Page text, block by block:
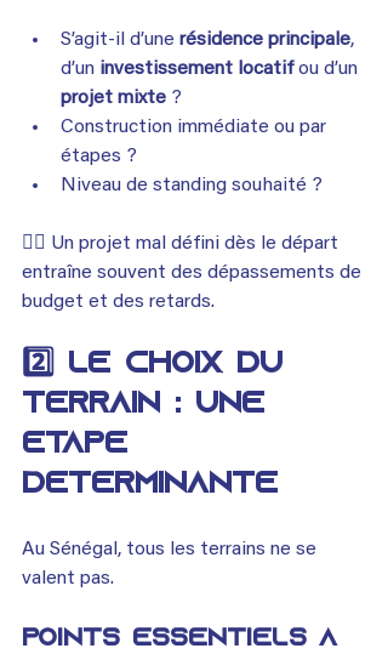
S’agit-il d’une résidence principale,
d’un investissement locatif ou d’un
projet mixte ?
Construction immédiate ou par
étapes ?
Niveau de standing souhaité ?
👉🏾 Un projet mal défini dès le départ
entraîne souvent des dépassements de
budget et des retards.
2️⃣ Le choix du
terrain : une
étape
déterminante
Au Sénégal, tous les terrains ne se
valent pas.
Points essentiels à